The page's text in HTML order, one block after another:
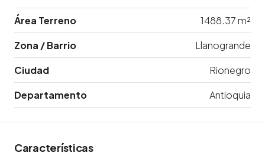
Área Terreno
1488.37 m²
Zona / Barrio
Llanogrande
Ciudad
Rionegro
Departamento
Antioquia
Características